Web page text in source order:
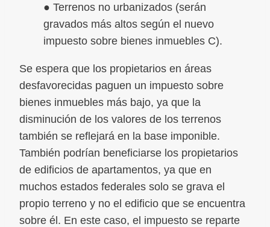
● Terrenos no urbanizados (serán
gravados más altos según el nuevo
impuesto sobre bienes inmuebles C).
Se espera que los propietarios en áreas
desfavorecidas paguen un impuesto sobre
bienes inmuebles más bajo, ya que la
disminución de los valores de los terrenos
también se reflejará en la base imponible.
También podrían beneficiarse los propietarios
de edificios de apartamentos, ya que en
muchos estados federales solo se grava el
propio terreno y no el edificio que se encuentra
sobre él. En este caso, el impuesto se reparte